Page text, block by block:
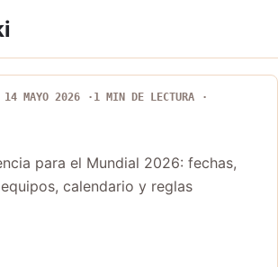
14 MAYO 2026
1 MIN DE LECTURA
para el Mundial 2026: fechas,
calendario y reglas